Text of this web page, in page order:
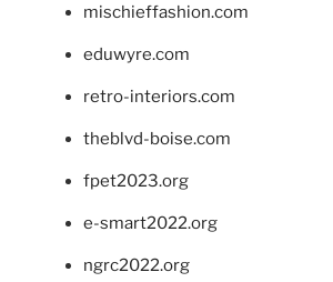
mischieffashion.com
eduwyre.com
retro-interiors.com
theblvd-boise.com
fpet2023.org
e-smart2022.org
ngrc2022.org